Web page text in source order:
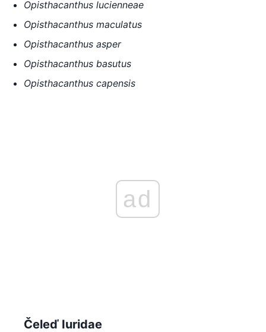
Opisthacanthus lucienneae
Opisthacanthus maculatus
Opisthacanthus asper
Opisthacanthus basutus
Opisthacanthus capensis
ad
Čeleď Iuridae